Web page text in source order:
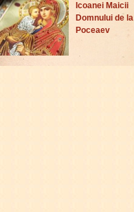
Icoanei Maicii
Domnului de la
Poceaev